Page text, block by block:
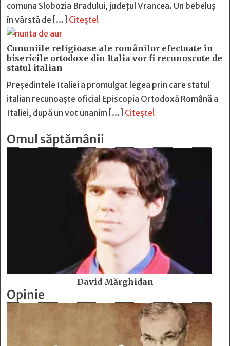
comuna Slobozia Bradului, județul Vrancea. Un bebeluș
în vârstă de […] Citește!
Cununiile religioase ale românilor efectuate în
bisericile ortodoxe din Italia vor fi recunoscute de
statul italian
Președintele Italiei a promulgat legea prin care statul
italian recunoaște oficial Episcopia Ortodoxă Română a
Italiei, după un vot unanim […] Citește!
Omul săptămânii
David Mărghidan
Opinie